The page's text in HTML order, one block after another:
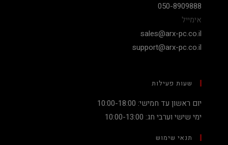
050-8909888
אימייל
sales@arx-pc.co.il
support@arx-pc.co.il
שעות פעילות
יום ראשון עד חמישי: 10:00-18:00
ימי שישי וערבי חג: 10:00-13:00
תנאי שימוש